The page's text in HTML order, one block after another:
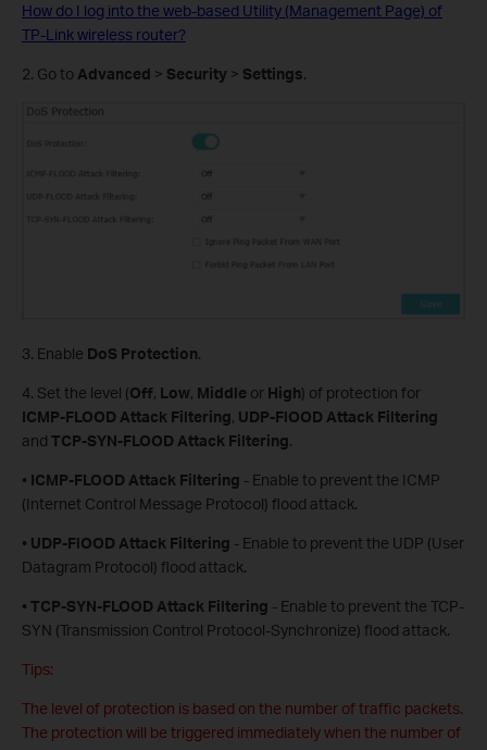
How do I log into the web-based Utility (Management Page) of
TP-Link wireless router?
2. Go to Advanced > Security > Settings.
3. Enable DoS Protection.
4. Set the level (Off, Low, Middle or High) of protection for
ICMP-FLOOD Attack Filtering, UDP-FlOOD Attack Filtering
and TCP-SYN-FLOOD Attack Filtering.
• ICMP-FLOOD Attack Filtering - Enable to prevent the ICMP
(Internet Control Message Protocol) flood attack.
• UDP-FlOOD Attack Filtering - Enable to prevent the UDP (User
Datagram Protocol) flood attack.
• TCP-SYN-FLOOD Attack Filtering - Enable to prevent the TCP-
SYN (Transmission Control Protocol-Synchronize) flood attack.
Tips:
The level of protection is based on the number of traffic packets.
The protection will be triggered immediately when the number of